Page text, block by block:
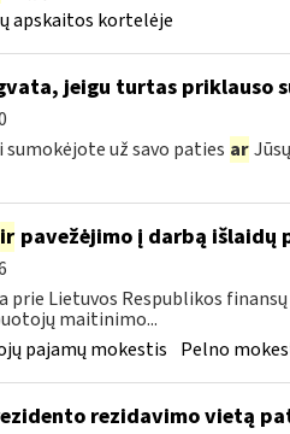
apskaitos kortelėje
jeigu turtas priklauso
už savo paties ar
irpavežėjimo į darbą išlaidų
prie Lietuvos Respublikos
maitinimo...
pajamų mokestis Pelno
rezidavimo vietą